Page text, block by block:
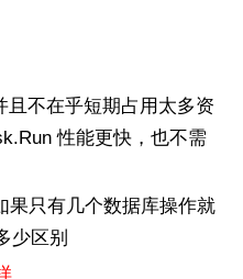
且不在乎短期占用太多资
性能更快，也不需
果只有几个数据库操作就
少区别